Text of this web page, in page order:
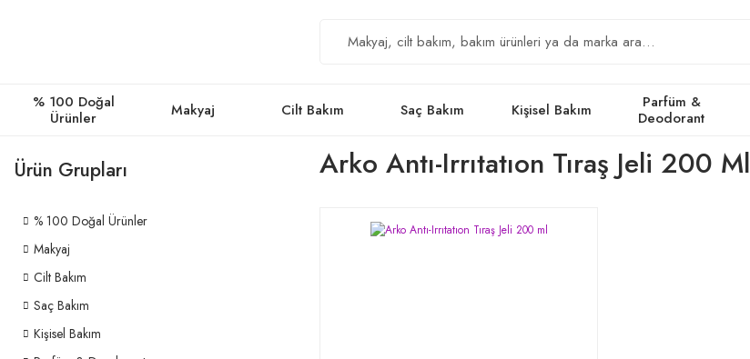
% 100 Doğal
Ürünler
Makyaj Cilt Bakım Saç Bakım Kişisel Bakım
Parfüm &
Deodorant
Ürün Grupları
% 100 Doğal Ürünler
Makyaj
Cilt Bakım
Saç Bakım
Kişisel Bakım
Arko Antı-Irrıtatıon Tıraş Jeli 200 Ml